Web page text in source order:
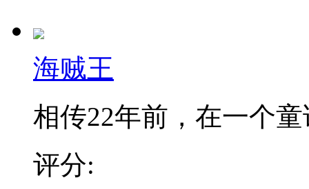
海贼王
相传22年前，在一个
评分: